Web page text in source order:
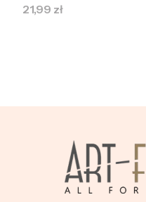
Cena
21,99 zł